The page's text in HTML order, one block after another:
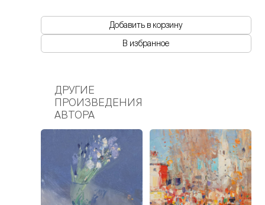
Добавить в корзину
В избранное
ДРУГИЕ
ПРОИЗВЕДЕНИЯ
АВТОРА